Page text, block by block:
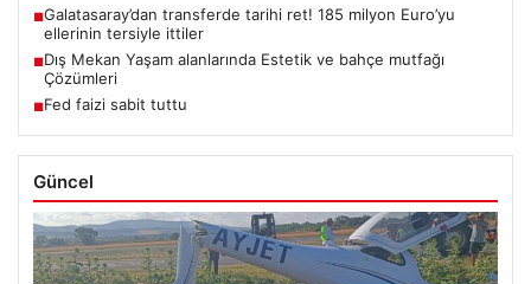
■Galatasaray’dan transferde tarihi ret! 185 milyon Euro’yu
ellerinin tersiyle ittiler
■Dış Mekan Yaşam alanlarında Estetik ve bahçe mutfağı
Çözümleri
■Fed faizi sabit tuttu
Güncel